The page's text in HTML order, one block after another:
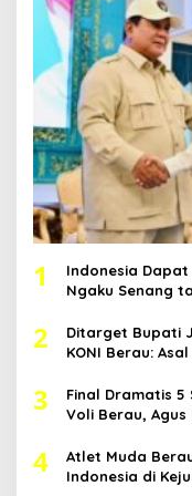
1
Indonesia Dapat
Ngaku Senang
2
Ditarget Bupati
KONI Berau:
3
Final Dramatis 5
Voli Berau,
4
Atlet Muda
Indonesia di